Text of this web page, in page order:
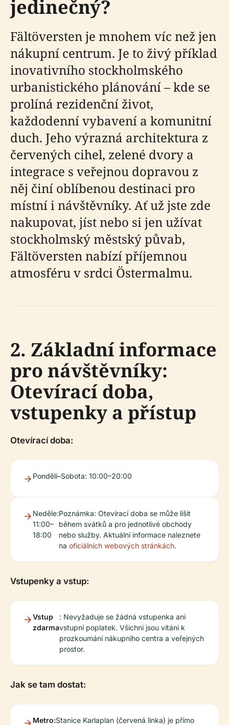
jedinečný?
Fältöversten je mnohem víc než jen
nákupní centrum. Je to živý příklad
inovativního stockholmského
urbanistického plánování – kde se
prolíná rezidenční život,
každodenní vybavení a komunitní
duch. Jeho výrazná architektura z
červených cihel, zelené dvory a
integrace s veřejnou dopravou z
něj činí oblíbenou destinaci pro
místní i návštěvníky. Ať už jste zde
nakupovat, jíst nebo si jen užívat
stockholmský městský půvab,
Fältöversten nabízí příjemnou
atmosféru v srdci Östermalmu.
2. Základní informace
pro návštěvníky:
Otevírací doba,
vstupenky a přístup
Otevírací doba:
Pondělí–Sobota: 10:00–20:00
Neděle:
11:00–
18:00
Poznámka: Otevírací doba se může lišit
během svátků a pro jednotlivé obchody
nebo služby. Aktuální informace naleznete
na oficiálních webových stránkách.
Vstupenky a vstup:
Vstup
zdarma
: Nevyžaduje se žádná vstupenka ani
vstupní poplatek. Všichni jsou vítáni k
prozkoumání nákupního centra a veřejných
prostor.
Jak se tam dostat:
Metro:Stanice Karlaplan (červená linka) je přímo